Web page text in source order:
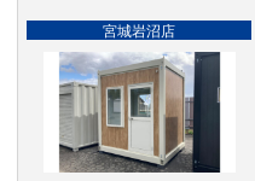
宮城岩沼店